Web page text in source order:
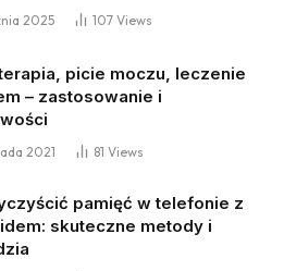
2025 107 Views
picie moczu, leczenie
– zastosowanie i
2021 81 Views
pamięć w telefonie z
skuteczne metody i